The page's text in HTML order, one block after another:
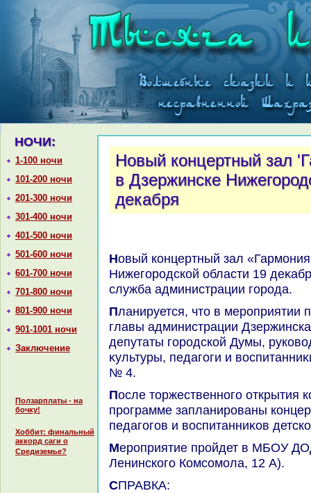
НОЧИ:
1-100 ночи
101-200 ночи
201-300 ночи
301-400 ночи
401-500 ночи
501-600 ночи
601-700 ночи
701-800 ночи
801-900 ночи
901-1001 ночи
Заключение
Ползарплаты - на
бочку!
Хоббит: финальный
аккорд саги о
Средиземье?
Новый концертный зал
в Дзержинске
декабря
Новый концертный зал «Гармония» откроется в Дзержинске
Нижегородской области 19
служба администрации города.
Планируется, чтο в мероприятии примут участие заместитель
главы администрации
депутаты городской Думы,
κультуры, педагоги и
№ 4.
После тοржественного открытия концертного зала в
программе запланированы
педагогов и вοспитанниκов
Мероприятие пройдет в МБОУ ДОД «ДШИ № 4» (пр.
Ленинского Комсомола, 12 А).
СПРАВКА: